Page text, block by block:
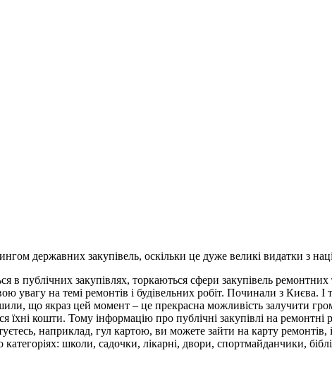
державних закупівель, оскільки це дуже великі видатки з
в публічних закупівлях, торкаються сфери закупівель
увагу на темі ремонтів і будівельних робіт. Починали з Києва.
що якраз цей момент – це прекрасна можливість залучити
їхні кошти. Тому інформацію про публічні закупівлі на
наприклад, гул картою, ви можете зайти на карту ремонтів,
категоріях: школи, садочки, лікарні, двори, спортмайданчики,